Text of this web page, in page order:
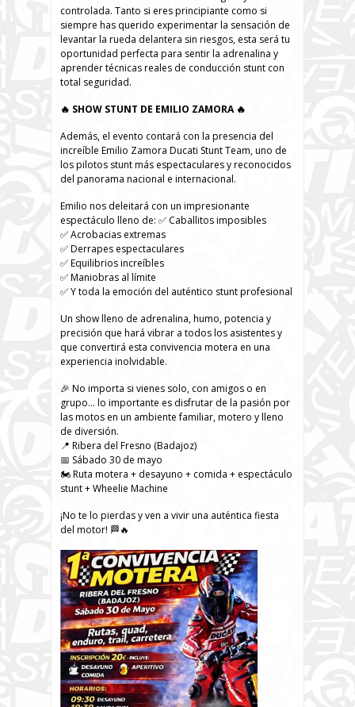
controlada. Tanto si eres principiante como si
siempre has querido experimentar la sensación de
levantar la rueda delantera sin riesgos, esta será tu
oportunidad perfecta para sentir la adrenalina y
aprender técnicas reales de conducción stunt con
total seguridad.
🔥 SHOW STUNT DE EMILIO ZAMORA 🔥
Además, el evento contará con la presencia del
increíble Emilio Zamora Ducati Stunt Team, uno de
los pilotos stunt más espectaculares y reconocidos
del panorama nacional e internacional.
Emilio nos deleitará con un impresionante
espectáculo lleno de: ✅ Caballitos imposibles
✅ Acrobacias extremas
✅ Derrapes espectaculares
✅ Equilibrios increíbles
✅ Maniobras al límite
✅ Y toda la emoción del auténtico stunt profesional
Un show lleno de adrenalina, humo, potencia y
precisión que hará vibrar a todos los asistentes y
que convertirá esta convivencia motera en una
experiencia inolvidable.
🎉 No importa si vienes solo, con amigos o en
grupo… lo importante es disfrutar de la pasión por
las motos en un ambiente familiar, motero y lleno
de diversión.
📍 Ribera del Fresno (Badajoz)
📅 Sábado 30 de mayo
🏍️ Ruta motera + desayuno + comida + espectáculo
stunt + Wheelie Machine
¡No te lo pierdas y ven a vivir una auténtica fiesta
del motor! 🏁🔥